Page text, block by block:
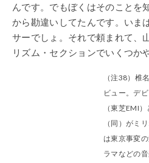
んです。でもぼくはそのことを
から勘違いしてたんです。いま
サーでしょ。それで頼まれて、
リズム・セクションでいくつか
（注38）椎
ビュー。デ
（東芝EMI
（同）がミ
は東京事変
ラマなどの